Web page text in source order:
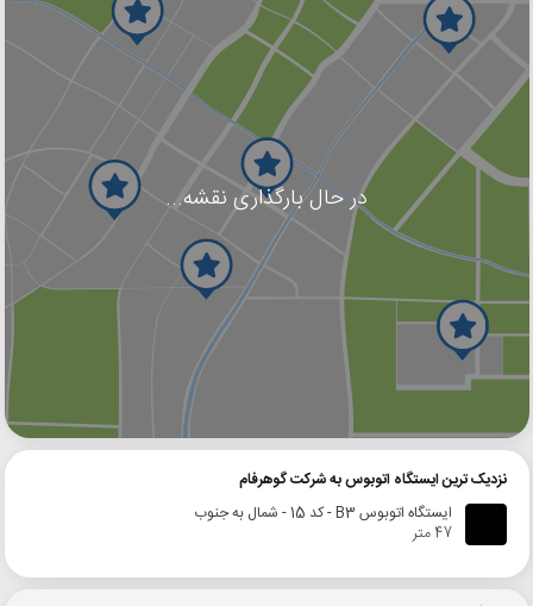
در حال بارگذاری نقشه...
گوگل
نزدیک ترین ایستگاه اتوبوس به شرکت گوهرفام
ایستگاه اتوبوس B3 - کد 15 - شمال به جنوب
47 متر